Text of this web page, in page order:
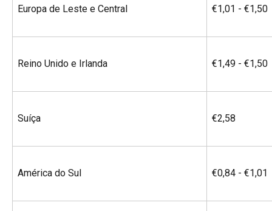
Europa de Leste e Central €1,01 - €1,50
Reino Unido e Irlanda €1,49 - €1,50
Suíça €2,58
América do Sul €0,84 - €1,01